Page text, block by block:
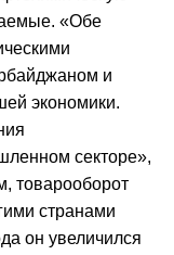
«Обе
и
экономики.
секторе»,
товарооборот
странами
он увеличился